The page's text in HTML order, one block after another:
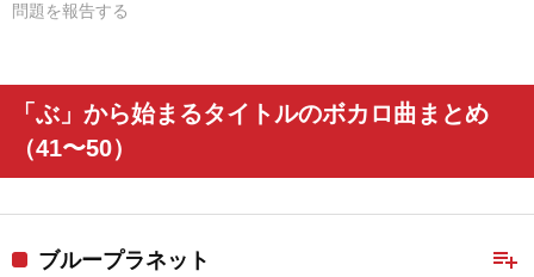
問題を報告する
「ぶ」から始まるタイトルのボカロ曲まとめ
（41〜50）
playlist_add
ブループラネット